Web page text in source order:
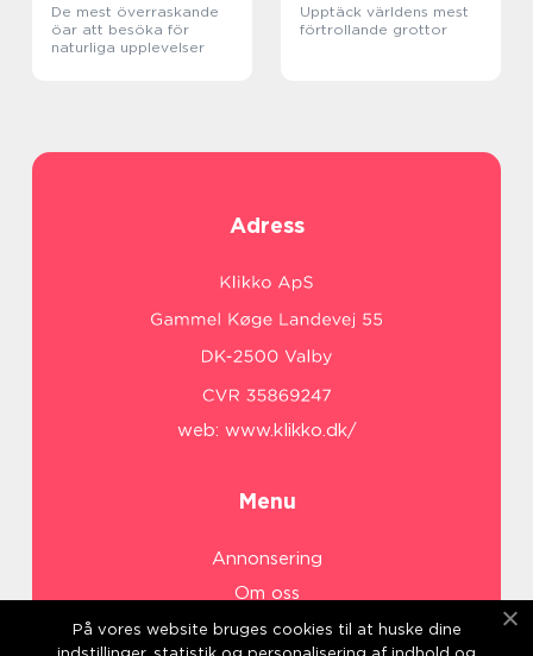
De mest överraskande
öar att besöka för
naturliga upplevelser
Upptäck världens mest
förtrollande grottor
Adress
web: www.klikko.dk/
Menu
Annonsering
Om oss
Cookies
På vores website bruges cookies til at huske dine